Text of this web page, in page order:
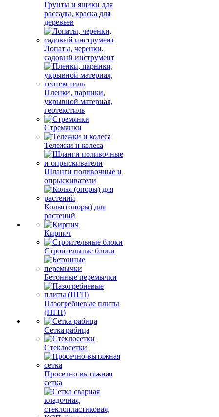
Грунты и ящики для
рассады, краска для
деревьев
Лопаты, черенки,
садовый инструмент
Пленки, парники,
укрывной материал,
геотекстиль
Стремянки
Тележки и колеса
Шланги поливочные и
опрыскиватели
Колья (опоры) для
растений
Кирпич
Строительные блоки
Бетонные перемычки
Пазогребневые плиты
(ПГП)
Сетка рабица
Стеклосетки
Просечно-вытяжная
сетка